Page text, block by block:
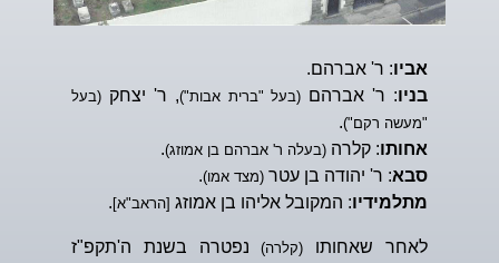
אביו: ר' אברהם.
בניו: ר' אברהם (בעל "ברית אבות"), ר' יצחק (בעל
"מעשה רקם").
אחותו: קלרה (בעלה ר' אברהם בן אמוזג).
סבא: ר' יהודה בן עטר (מצד אמו).
מתלמידיו: המקובל אליהו בן אמוזג [הראב"א] .
לאחר שאחותו (קלרה)נפטרה בשנת ה'תקפ"ז